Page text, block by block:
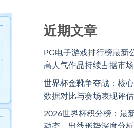
近期文章
PG电子游戏排行榜最新
高人气作品持续占据市
世界杯金靴争夺战：核
数据对比与赛场表现评估
2026世界杯积分榜：最